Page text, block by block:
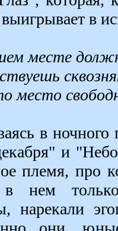
в
месте
место
в ночного
и
племя, про
нем
нарекали